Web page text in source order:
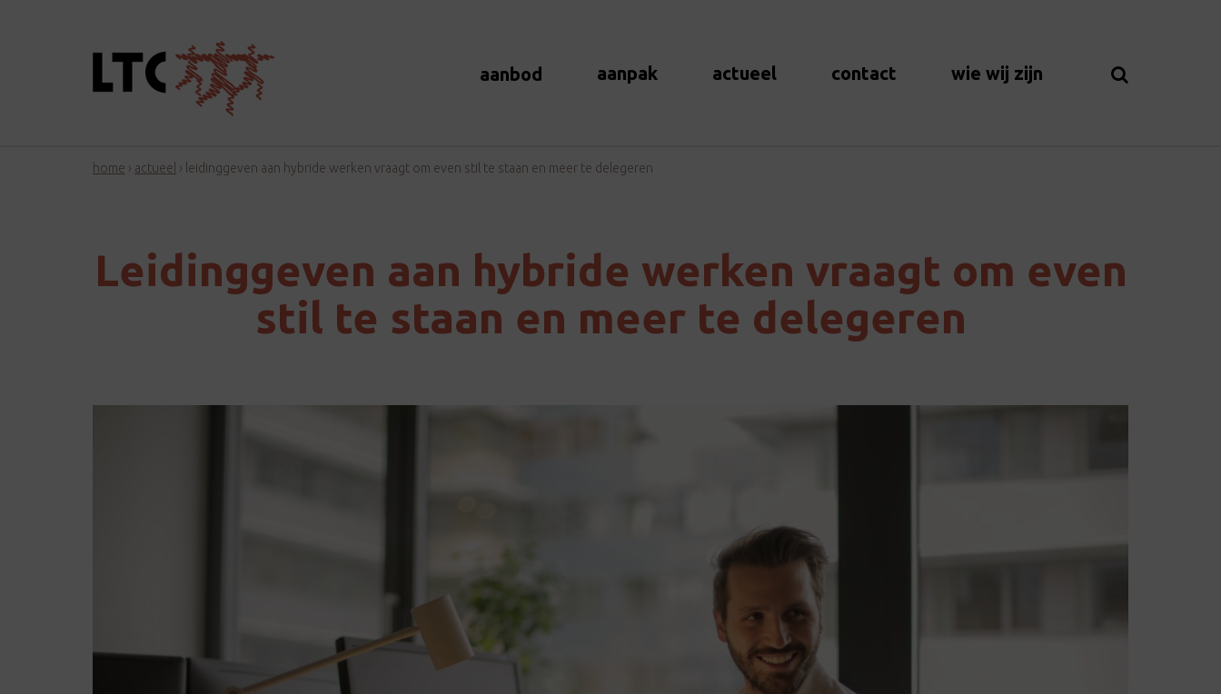
aanbod aanpak actueel contact wie wij zijn
home › actueel › leidinggeven aan hybride werken vraagt om even stil te staan en meer te delegeren
Leidinggeven aan hybride werken vraagt om even
stil te staan en meer te delegeren